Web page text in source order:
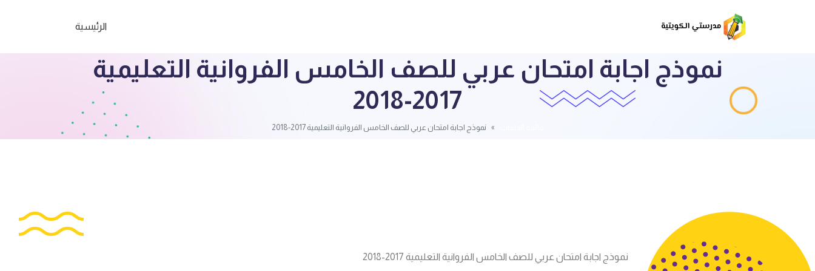
الرئيسية
نموذج اجابة امتحان عربي للصف الخامس الفروانية التعليمية
2017-2018
نموذج اجابة امتحان عربي للصف الخامس الفروانية التعليمية 2017-2018
نموذج اجابة امتحان عربي للصف الخامس الفروانية التعليمية 2017-2018